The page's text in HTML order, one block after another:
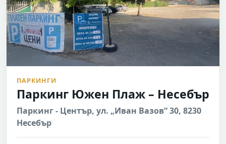
ПАРКИНГИ
Паркинг Южен Плаж – Несебър
Паркинг - Център, ул. „Иван Вазов“ 30, 8230
Несебър